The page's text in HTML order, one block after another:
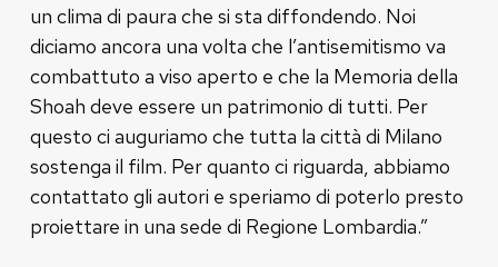
un clima di paura che si sta diffondendo. Noi
diciamo ancora una volta che l’antisemitismo va
combattuto a viso aperto e che la Memoria della
Shoah deve essere un patrimonio di tutti. Per
questo ci auguriamo che tutta la città di Milano
sostenga il film. Per quanto ci riguarda, abbiamo
contattato gli autori e speriamo di poterlo presto
proiettare in una sede di Regione Lombardia.”